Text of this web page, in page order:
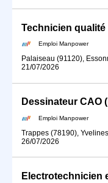
Technicien qualité
Emploi Manpower
Palaiseau (91120),
21/07/2026
Dessinateur CAO
Emploi Manpower
Trappes (78190),
26/07/2026
Electrotechnicien